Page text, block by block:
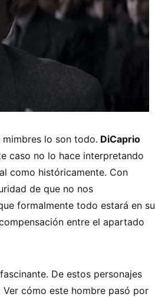
lo son todo. DiCaprio
caso no lo hace interpretando
como históricamente. Con
de que no nos
formalmente todo estará en su
entre el apartado
De estos personajes
cómo este hombre pasó por